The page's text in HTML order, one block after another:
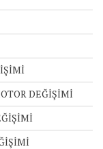
DEĞİŞİMİ